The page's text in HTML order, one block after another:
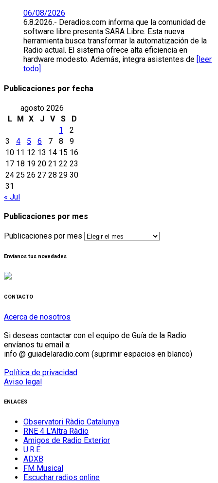
06/08/2026
6.8.2026.- Deradios.com informa que la comunidad de
software libre presenta SARA Libre. Esta nueva
herramienta busca transformar la automatización de la
Radio actual. El sistema ofrece alta eficiencia en
hardware modesto. Además, integra asistentes de
[leer
todo]
Publicaciones por fecha
agosto 2026
L
M X J V S
D
1
2
3
4 5 6 7 8
9
10 11 12 13 14 15 16
17 18 19 20 21 22 23
24 25 26 27 28 29 30
31
« Jul
Publicaciones por mes
Publicaciones por mes
Envíanos tus novedades
CONTACTO
Acerca de nosotros
Si deseas contactar con el equipo de Guía de la Radio
envíanos tu email a:
info @ guiadelaradio.com (suprimir espacios en blanco)
Política de privacidad
Aviso legal
ENLACES
Observatori Ràdio Catalunya
RNE 4 L'Altra Ràdio
Amigos de Radio Exterior
U.R.E.
ADXB
FM Musical
Escuchar radios online